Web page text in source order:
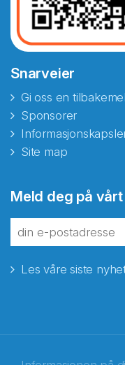
Snarveier
Gi oss en
Sponsorer
Site map
Meld deg på
Les våre siste